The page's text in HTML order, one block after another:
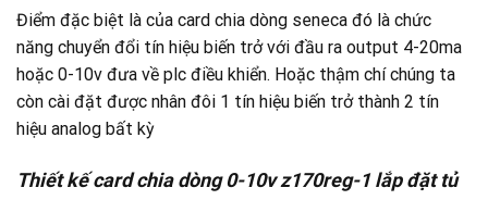
Điểm đặc biệt là của card chia dòng seneca đó là chức
năng chuyển đổi tín hiệu biến trở với đầu ra output 4-20ma
hoặc 0-10v đưa về plc điều khiển. Hoặc thậm chí chúng ta
còn cài đặt được nhân đôi 1 tín hiệu biến trở thành 2 tín
hiệu analog bất kỳ
Thiết kế card chia dòng 0-10v z170reg-1 lắp đặt tủ